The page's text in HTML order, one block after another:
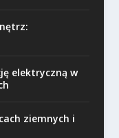
elektryczną w
ziemnych i